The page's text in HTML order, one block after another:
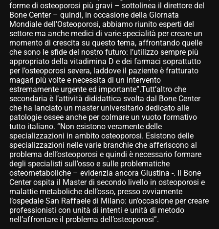
forme di osteoporosi più gravi – sottolinea il direttore del
Bone Center – quindi, in occasione della Giornata
Mondiale dell’Osteoporosi, abbiamo riunito esperti del
settore ma anche medici di varie specialità per creare un
momento di crescita su questo tema, affrontando quelle
che sono le sfide del nostro futuro: l’utilizzo sempre più
appropriato della vitadimina D e dei farmaci soprattutto
per l’osteoporosi severa, laddove il paziente è fratturato
magari più volte e necessita di un intervento
estremamente urgente ed importante”.Tutt’altro che
secondaria è l’attività dididattica svolta dal Bone Center
che ha lanciato un master universitario dedicato alle
patologie ossee anche per colmare un vuoto formativo
tutto italiano. “Non esistono veramente delle
specializzazioni in ambito osteoporosi. Esistono delle
specializzazioni nelle varie branchie che afferiscono al
problema dell’osteoporosi e quindi è necessario formare
degli specialisti sull’osso e sulle problematiche
osteometaboliche – evidenzia ancora Giustina -. Il Bone
Center ospita il Master di secondo livello in osteoporosi e
malattie metaboliche dell’osso, presso ovviamente
l’ospedale San Raffaele di Milano: un’occasione per creare
professionisti con unità di intenti e unità di metodo
nell’affrontare il problema dell’osteoporosi”.